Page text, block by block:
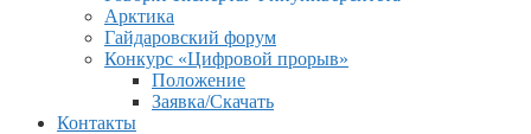
Арктика
Гайдаровский форум
Конкурс «Цифровой прорыв»
Положение
Заявка/Скачать
Контакты